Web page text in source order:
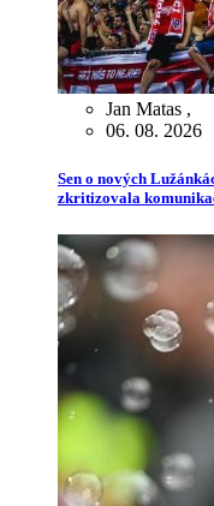
Jan Matas ,
06. 08. 2026
Sen o nových
zkritizovala